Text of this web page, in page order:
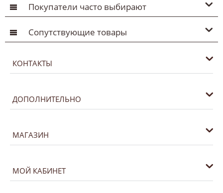
Покупатели часто выбирают
Сопутствующие товары
КОНТАКТЫ
ДОПОЛНИТЕЛЬНО
МАГАЗИН
МОЙ КАБИНЕТ